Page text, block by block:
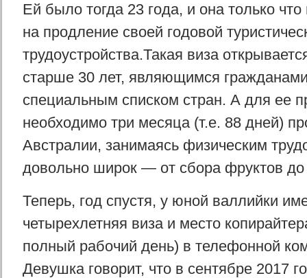
Ей было тогда 23 года, и она только
на продление своей годовой
трудоустройства.Такая виза
старше 30 лет, являющимся
специальным списком стран. А для ее
необходимо три месяца (т.е. 88 дней)
Австралии, занимаясь физическим
довольно широк — от сбора фруктов
Теперь, год спустя, у юной валлийки
четырехлетняя виза и место
полный рабочий день) в телефонной
Девушка говорит, что в сентябре 2017